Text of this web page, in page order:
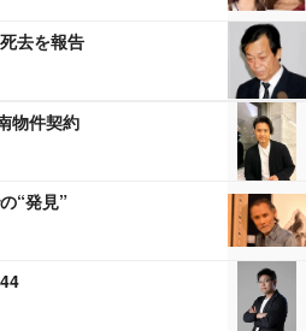
去を報告
物件契約
“発見”